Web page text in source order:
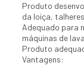
Produto
da loiça,
Adequado para
máquinas de
Produto
Vantagens: